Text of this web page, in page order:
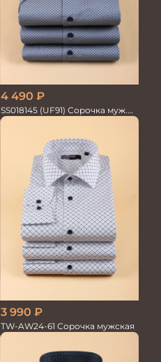
4 490 ₽
SS018145 (UF91) Сорочка муж.
кр.рук. GROSTYLE PRIME
3 990 ₽
TW-AW24-61 Сорочка мужская